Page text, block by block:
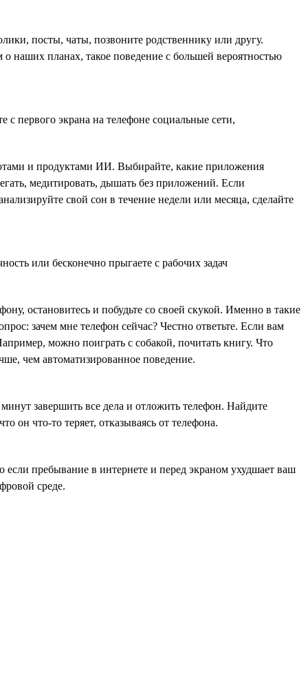
посты, чаты, позвоните родственнику или другу.
наших планах, такое поведение с большей вероятностью
первого экрана на телефоне социальные сети,
и продуктами ИИ. Выбирайте, какие приложения
медитировать, дышать без приложений. Если
свой сон в течение недели или месяца, сделайте
или бесконечно прыгаете с рабочих задач
остановитесь и побудьте со своей скукой. Именно в такие
зачем мне телефон сейчас? Честно ответьте. Если вам
можно поиграть с собакой, почитать книгу. Что
чем автоматизированное поведение.
завершить все дела и отложить телефон. Найдите
он что-то теряет, отказываясь от телефона.
если пребывание в интернете и перед экраном ухудшает ваш
среде.